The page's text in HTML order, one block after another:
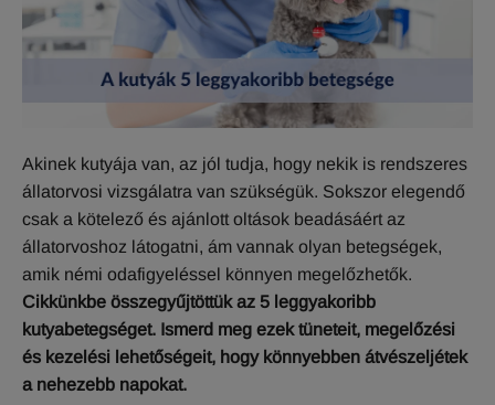
Akinek kutyája van, az jól tudja, hogy nekik is rendszeres
állatorvosi vizsgálatra van szükségük. Sokszor elegendő
csak a kötelező és ajánlott oltások beadásáért az
állatorvoshoz látogatni, ám vannak olyan betegségek,
amik némi odafigyeléssel könnyen megelőzhetők.
Cikkünkbe összegyűjtöttük az 5 leggyakoribb
kutyabetegséget. Ismerd meg ezek tüneteit, megelőzési
és kezelési lehetőségeit, hogy könnyebben átvészeljétek
a nehezebb napokat.